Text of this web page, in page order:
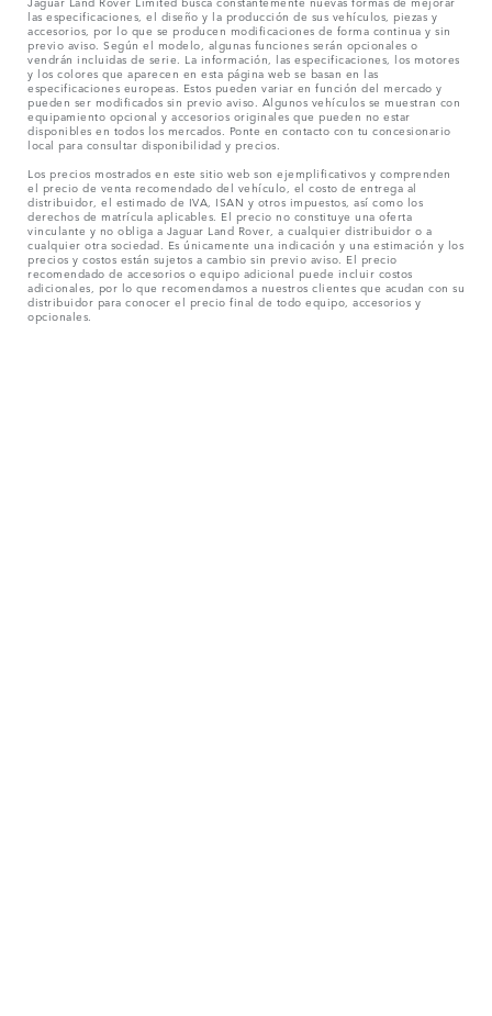
las especificaciones, el diseño y la producción de sus vehículos, piezas y
accesorios, por lo que se producen modificaciones de forma continua y sin
previo aviso. Según el modelo, algunas funciones serán opcionales o
vendrán incluidas de serie. La información, las especificaciones, los motores
y los colores que aparecen en esta página web se basan en las
especificaciones europeas. Estos pueden variar en función del mercado y
pueden ser modificados sin previo aviso. Algunos vehículos se muestran con
equipamiento opcional y accesorios originales que pueden no estar
disponibles en todos los mercados. Ponte en contacto con tu concesionario
local para consultar disponibilidad y precios.
Los precios mostrados en este sitio web son ejemplificativos y comprenden
el precio de venta recomendado del vehículo, el costo de entrega al
distribuidor, el estimado de IVA, ISAN y otros impuestos, así como los
derechos de matrícula aplicables. El precio no constituye una oferta
vinculante y no obliga a Jaguar Land Rover, a cualquier distribuidor o a
cualquier otra sociedad. Es únicamente una indicación y una estimación y los
precios y costos están sujetos a cambio sin previo aviso. El precio
recomendado de accesorios o equipo adicional puede incluir costos
adicionales, por lo que recomendamos a nuestros clientes que acudan con su
distribuidor para conocer el precio final de todo equipo, accesorios y
opcionales.